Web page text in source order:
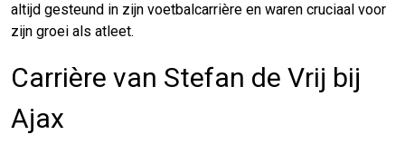
altijd gesteund in zijn voetbalcarrière en waren cruciaal voor
zijn groei als atleet.
Carrière van Stefan de Vrij bij
Ajax